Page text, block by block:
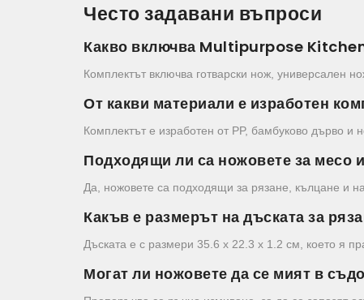
Често задавани въпроси
Какво включва Multipurpose
Комплектът включва готварски нож, универсален
От какви материали е изработен
Комплектът е изработен от PP, бамбуково дърво
Подходящи ли са ножовете за месо
Да, ножовете са подходящи за рязане, кълцане и
Какъв е размерът на дъската за
Дъската е с размери 35.6 x 22.3 x 1.2 см, което я
Могат ли ножовете да се мият в